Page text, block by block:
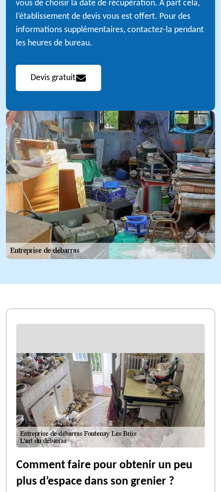
vous de choisir la date de récupération. À part cela,
l’établissement de devis vous est offert. Pour des
informations supplémentaires, contactez-la pendant
les heures de bureau.
Devis gratuit
Comment faire pour obtenir un peu
plus d’espace dans son grenier ?